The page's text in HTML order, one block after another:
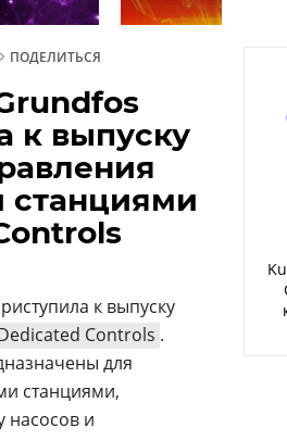
ПОДЕЛИТЬСЯ
к выпуску
станциями
к выпуску
Controls .
для
станциями,
насосов и